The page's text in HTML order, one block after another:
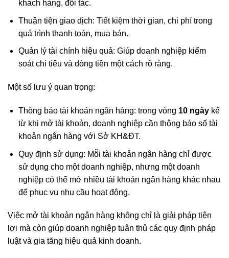
khách hàng, đối tác.
Thuận tiện giao dịch: Tiết kiệm thời gian, chi phí trong
quá trình thanh toán, mua bán.
Quản lý tài chính hiệu quả: Giúp doanh nghiệp kiểm
soát chi tiêu và dòng tiền một cách rõ ràng.
Một số lưu ý quan trọng:
Thông báo tài khoản ngân hàng: trong vòng 10 ngàykể
từ khi mở tài khoản, doanh nghiệp cần thông báo số tài
khoản ngân hàng với Sở KH&ĐT.
Quy định sử dụng: Mỗi tài khoản ngân hàng chỉ được
sử dụng cho một doanh nghiệp, nhưng một doanh
nghiệp có thể mở nhiều tài khoản ngân hàng khác nhau
để phục vụ nhu cầu hoạt động.
Việc mở tài khoản ngân hàng không chỉ là giải pháp tiện
lợi mà còn giúp doanh nghiệp tuân thủ các quy định pháp
luật và gia tăng hiệu quả kinh doanh.